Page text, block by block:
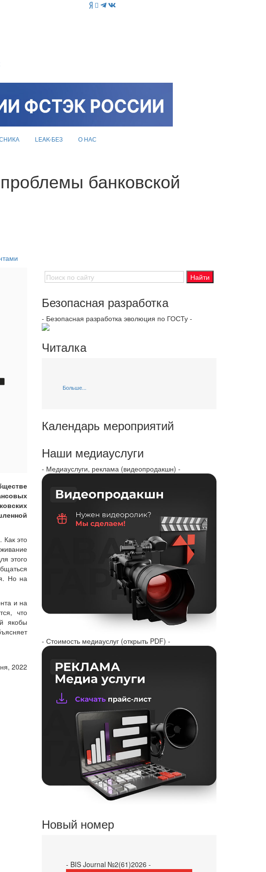
LEAK-БЕЗ О НАС
банковской
Как это
этого
Но на
и на
что
якобы
2022
Безопасная разработка
- Безопасная разработка эволюция по ГОСТу -
Читалка
Больше...
Календарь мероприятий
Наши медиауслуги
- Медиауслуги, реклама (видеопродакшн) -
- Стоимость медиауслуг (открыть PDF) -
Новый номер
- BIS Journal №2(61)2026 -